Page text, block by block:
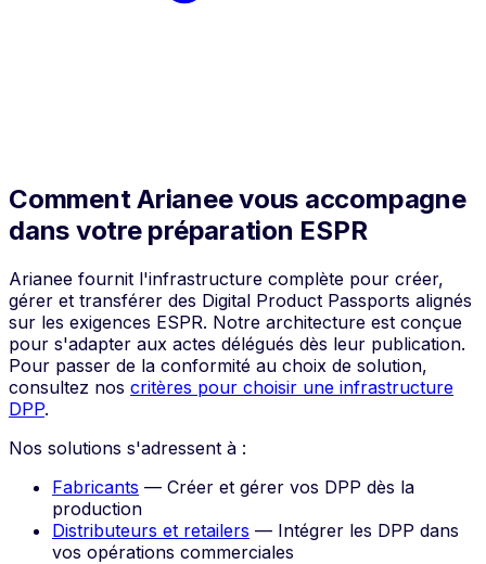
Comment Arianee vous accompagne
dans votre préparation ESPR
Arianee fournit l'infrastructure complète pour créer,
gérer et transférer des Digital Product Passports alignés
sur les exigences ESPR. Notre architecture est conçue
pour s'adapter aux actes délégués dès leur publication.
Pour passer de la conformité au choix de solution,
consultez nos critères pour choisir une infrastructure
DPP.
Nos solutions s'adressent à :
Fabricants — Créer et gérer vos DPP dès la
production
Distributeurs et retailers — Intégrer les DPP dans
vos opérations commerciales